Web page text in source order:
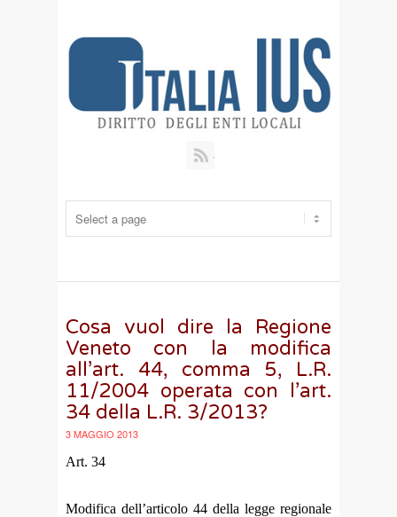
Cosa vuol dire la Regione
Veneto con la modifica
all’art. 44, comma 5, L.R.
11/2004 operata con l’art.
34 della L.R. 3/2013?
3 MAGGIO 2013
Art. 34
Modifica dell’articolo 44 della legge regionale